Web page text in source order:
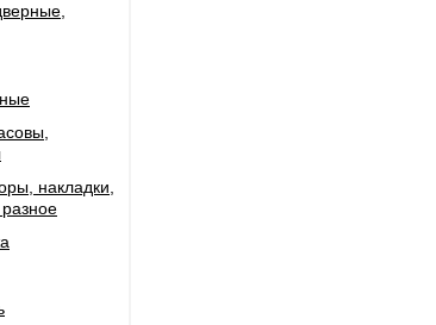
накладки,